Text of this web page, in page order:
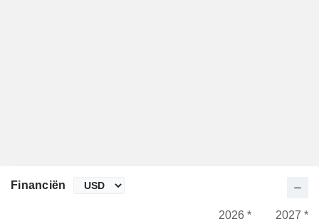
Financiën
2026 *
2027 *